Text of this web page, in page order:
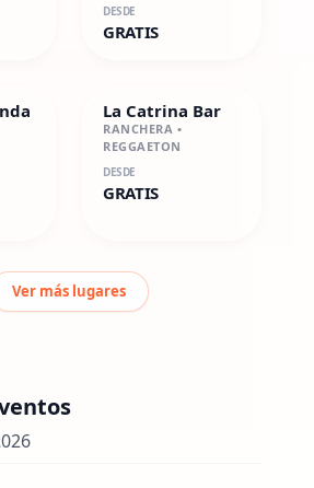
DESDE
GRATIS
La Catrina Bar
RANCHERA •
REGGAETON
DESDE
GRATIS
Ver más lugares